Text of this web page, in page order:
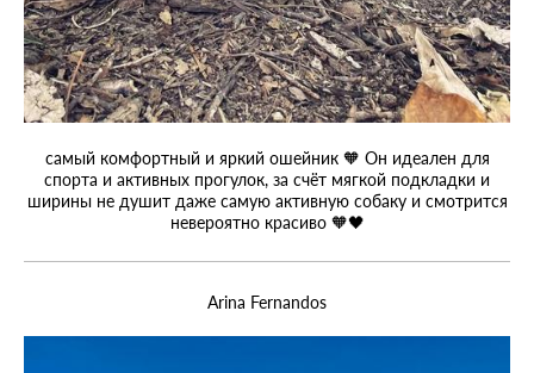
самый комфортный и яркий ошейник 🧡 Он идеален для
спорта и активных прогулок, за счёт мягкой подкладки и
ширины не душит даже самую активную собаку и смотрится
невероятно красиво 🧡🖤
Arina Fernandos